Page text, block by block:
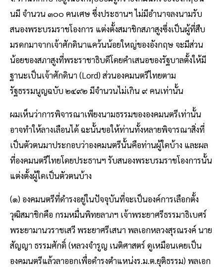
นมี จํานวน ๓๐๐ คนเศษ ซึ่งประธานฯ ไม่มีอํานาจลงนามรับ
สนองพระบรมราชโองการ แต่งตั้งสมาชิกสภาสูงซึ่งเป็นผู้ที่สืบ
มรดกมาจากเจ้าศักดินาแคว้นน้อยใหญ่ของอังกฤษ จะมีส่วน
น้อยของสภาสูงที่พระราชาธิบดีโดยคําเสนอของรัฐบาลตั้งให้มี
ฐานะเป็นเจ้าศักดินา (Lord) ส่วนองคมนตรีไทยตาม
รัฐธรรมนูญฉบับ ๒๔๙๒ มีจํานวนไม่เกิน ๙ คนเท่านั้น
ผมเห็นว่าการพิจารณาเพียงนามธรรมขององคมนตรีเท่านั้น
อาจทําให้ลางเลือนได้ ฉะนั้นขอให้ท่านทั้งหลายพิจารณาสิ่งที่
เป็นตัวตนมาประกอบว่าองคมนตรีนั้นคือท่านผู้ใดบ้าง และผล
ที่องคมนตรีไทยโดยประธานฯ รับสนองพระบรมราชโองการนั้น
แต่งตั้งผู้ใดเป็นตัวตนบ้าง
(๑) องคมนตรีที่ดํารงอยู่ในปัจจุบันที่จะเป็นองค์การเลือกตั้ง
วุฒิสมาชิกคือ กรมหมื่นพิทยลาภฯ เจ้าพระยาศรีธรรมาธิเบศร์
พระยามานวราชเสวี พระยาศรีเสนา พลเอกหลวงสุรณรงค์ นาย
สัญญา ธรรมศักดิ์ (หลวงจำรูญ เนติศาสตร์ ดูเหมือนเคยเป็น
องคมนตรีแล้วลาออกเพื่อดํารงตําแหน่งร.ม.ต.ยุติธรรม) พลเอก